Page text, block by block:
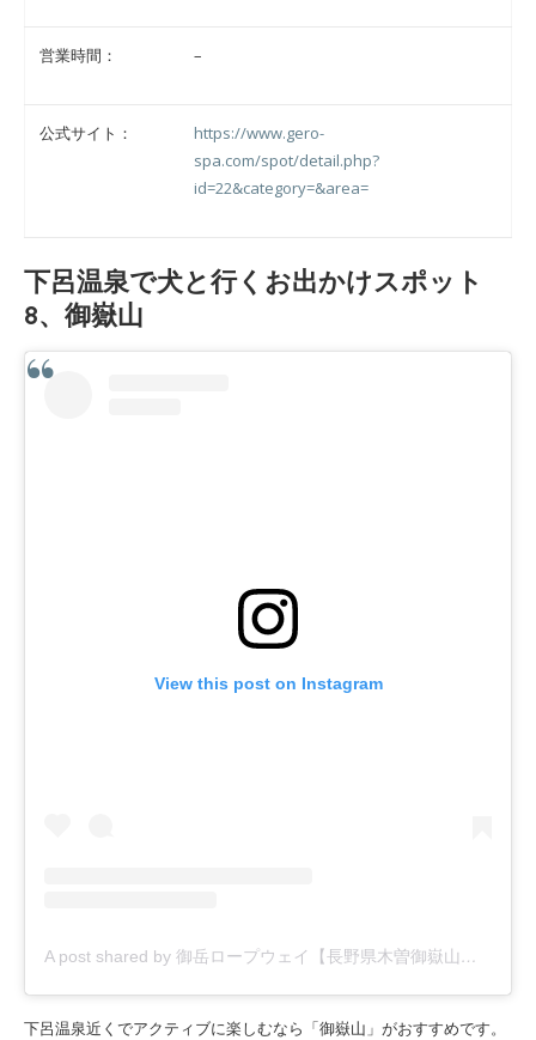
営業時間： –
公式サイト：
https://www.gero-
spa.com/spot/detail.php?
id=22&category=&area=
下呂温泉で犬と行くお出かけスポット
8、御嶽山
View this post on Instagram
A post shared by 御岳ロープウェイ【長野県木曽御嶽山】 (@ontakeropeway)
下呂温泉近くでアクティブに楽しむなら「御嶽山」がおすすめです。